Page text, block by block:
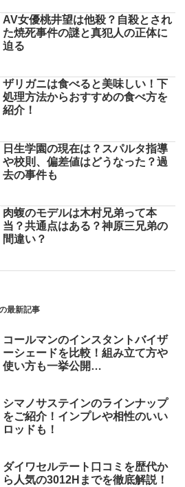
AV女優桃井望は他殺？自殺とされ
た焼死事件の謎と真犯人の正体に
迫る
ザリガニは食べると美味しい！下
処理方法からおすすめの食べ方を
紹介！
日生学園の現在は？スパルタ指導
や校則、偏差値はどうなった？過
去の事件も
肉蝮のモデルは木村兄弟って本
当？共通点はある？神原三兄弟の
間違い？
最新記事
コールマンのインスタントバイザ
ーシェードを比較！組み立て方や
使い方も一挙公開…
シマノサステインのラインナップ
をご紹介！インプレや相性のいい
ロッドも！
ダイワセルテート口コミを歴代か
ら人気の3012Hまでを徹底解説！